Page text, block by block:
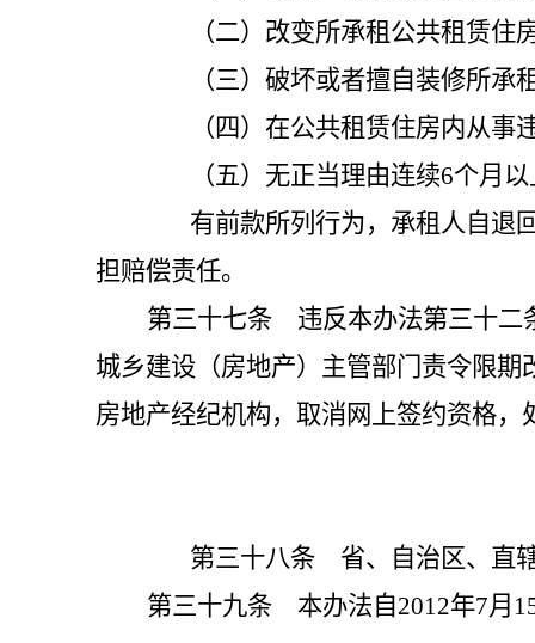
（二）改变所承租公共租赁住
（三）破坏或者擅自装修所承
（四）在公共租赁住房内从事
（五）无正当理由连续6个月以
有前款所列行为，承租人自退回
担赔偿责任。
第三十七条 违反本办法第三十二
城乡建设（房地产）主管部门责令限
房地产经纪机构，取消网上签约资格，
第三十八条 省、自治区、直辖
第三十九条 本办法自2012年7月